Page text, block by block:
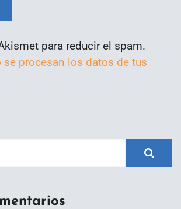
para reducir el spam.
se procesan los datos de tus